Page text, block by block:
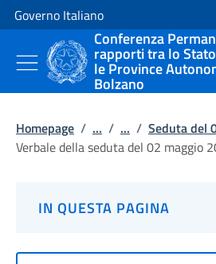
Vai al contenuto
Vai alla navigazione del sito
Governo Italiano
Conferenza
rapporti tra lo
le Province
Bolzano
Homepage / ... / ... / Seduta del
Verbale della seduta del 02 maggio
IN QUESTA PAGINA